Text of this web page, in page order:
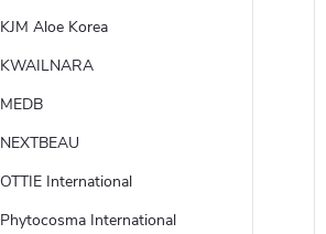
KJM Aloe Korea
KWAILNARA
MEDB
NEXTBEAU
OTTIE International
Phytocosma International